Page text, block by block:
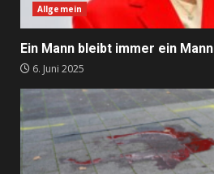
Allgemein
Ein Mann bleibt immer ein Mann
6. Juni 2025